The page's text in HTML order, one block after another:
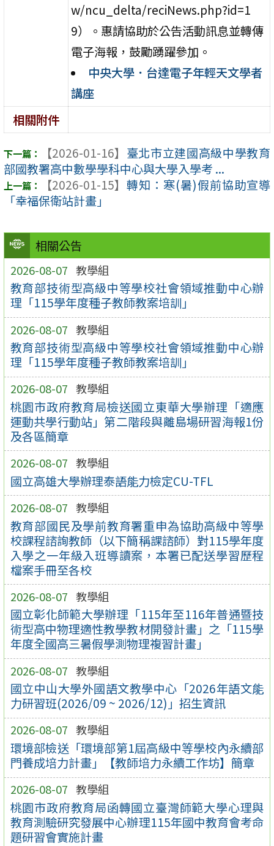
相關公告
2026-08-07 教學組
教育部技術型高級中等學校社會領域推動中心辦
理「115學年度種子教師教案培訓」
2026-08-07 教學組
教育部技術型高級中等學校社會領域推動中心辦
理「115學年度種子教師教案培訓」
2026-08-07 教學組
桃園市政府教育局檢送國立東華大學辦理「適應
運動共學行動站」第二階段與離島場研習海報1份
及各區簡章
2026-08-07 教學組
國立高雄大學辦理泰語能力檢定CU-TFL
2026-08-07 教學組
教育部國民及學前教育署重申為協助高級中等學
校課程諮詢教師（以下簡稱課諮師）對115學年度
入學之一年級入班導讀案，本署已配送學習歷程
檔案手冊至各校
2026-08-07 教學組
國立彰化師範大學辦理「115年至116年普通暨技
術型高中物理適性教學教材開發計畫」之「115學
年度全國高三暑假學測物理複習計畫」
2026-08-07 教學組
國立中山大學外國語文教學中心「2026年語文能
力研習班(2026/09 ~ 2026/12)」招生資訊
2026-08-07 教學組
環境部檢送「環境部第1屆高級中等學校內永續部
門養成培力計畫」【教師培力永續工作坊】簡章
2026-08-07 教學組
桃園市政府教育局函轉國立臺灣師範大學心理與
教育測驗研究發展中心辦理115年國中教育會考命
題研習會實施計畫
w/ncu_delta/reciNews.php?id=1
9）。惠請協助於公告活動訊息並轉傳
電子海報，鼓勵踴躍參加。
中央大學．台達電子年輕天文學者
講座
相關附件
【2026-01-16】 臺北市立建國高級中學教育
部國教署高中數學學科中心與大學入學考 ...
【2026-01-15】 轉知：寒(暑)假前協助宣導
「幸福保衛站計畫」